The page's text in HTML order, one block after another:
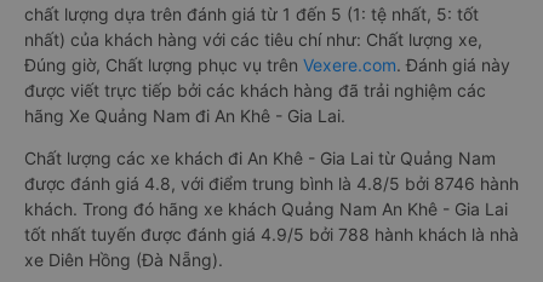
chất lượng dựa trên đánh giá từ 1 đến 5 (1: tệ nhất, 5: tốt
nhất) của khách hàng với các tiêu chí như: Chất lượng xe,
Đúng giờ, Chất lượng phục vụ trên Vexere.com. Đánh giá này
được viết trực tiếp bởi các khách hàng đã trải nghiệm các
hãng Xe Quảng Nam đi An Khê - Gia Lai.
Chất lượng các xe khách đi An Khê - Gia Lai từ Quảng Nam
được đánh giá 4.8, với điểm trung bình là 4.8/5 bởi 8746 hành
khách. Trong đó hãng xe khách Quảng Nam An Khê - Gia Lai
tốt nhất tuyến được đánh giá 4.9/5 bởi 788 hành khách là nhà
xe Diên Hồng (Đà Nẵng).